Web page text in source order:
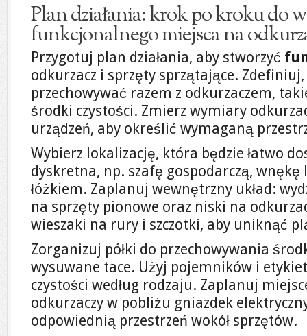
Plan działania: krok po kroku do
funkcjonalnego miejsca na
Przygotuj plan działania, aby stworzyć
odkurzacz i sprzęty sprzątające.
przechowywać razem z odkurzaczem,
środki czystości. Zmierz wymiary
urządzeń, aby określić wymaganą
Wybierz lokalizację, która będzie łatwo
dyskretna, np. szafę gospodarczą, wnękę
łóżkiem. Zaplanuj wewnętrzny układ:
na sprzęty pionowe oraz niski na
wieszaki na rury i szczotki, aby uniknąć
Zorganizuj półki do przechowywania
wysuwane tace. Użyj pojemników i
czystości według rodzaju. Zaplanuj
odkurzaczy w pobliżu gniazdek
odpowiednią przestrzeń wokół sprzętów.